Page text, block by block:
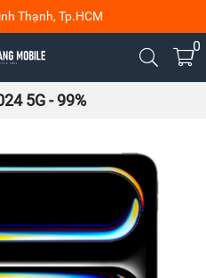
Thạnh, Tp.HCM
0
5G - 99%